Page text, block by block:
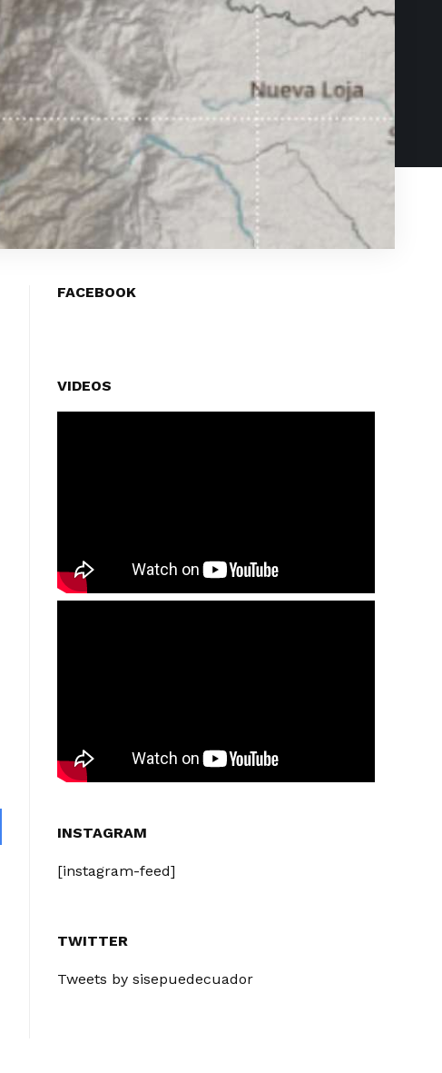
FACEBOOK
VIDEOS
INSTAGRAM
[instagram-feed]
TWITTER
Tweets by sisepuedecuador